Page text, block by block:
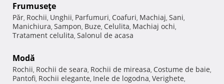
Frumuseţe
Păr, Rochii, Unghii, Parfumuri, Coafuri, Machiaj, Sani,
Manichiura, Sampon, Buze, Celulita, Machiaj ochi,
Tratament celulita, Salonul de acasa
Modă
Rochii, Rochii de seara, Rochii de mireasa, Costume de baie,
Pantofi, Rochii elegante, Inele de logodna, Verighete,